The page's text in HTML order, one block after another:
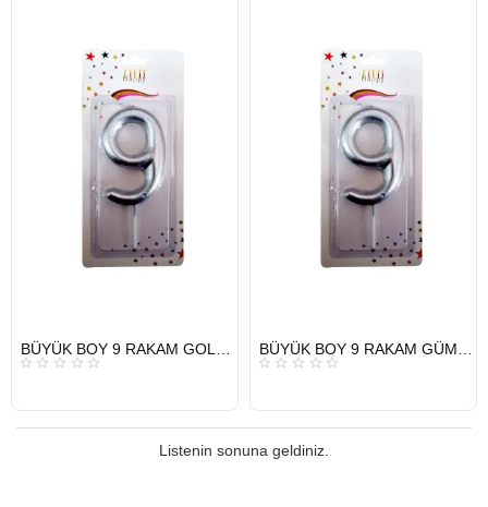
HIZLI
GÖNDERİ
HIZLI
GÖNDERİ
Listenin sonuna geldiniz.